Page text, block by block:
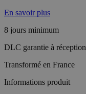
En savoir plus
8 jours minimum
DLC garantie à réception
Transformé en France
Informations produit